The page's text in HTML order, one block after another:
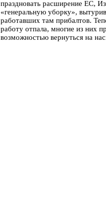
праздновать расширение ЕС,
«генеральную уборку»,
работавших там прибалтов.
работу отпала, многие из них
возможностью вернуться на